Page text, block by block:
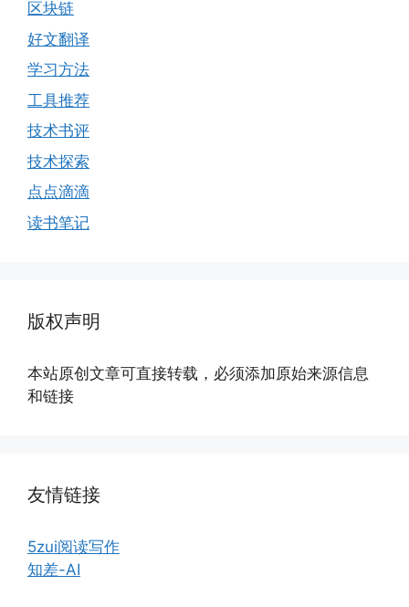
区块链
好文翻译
学习方法
工具推荐
技术书评
技术探索
点点滴滴
读书笔记
版权声明
本站原创文章可直接转载，必须添加原始来源信息
和链接
友情链接
5zui阅读写作
知差-AI